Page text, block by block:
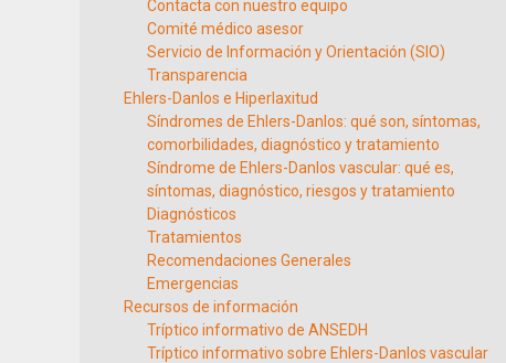
Contacta con nuestro equipo
Comité médico asesor
Servicio de Información y Orientación (SIO)
Transparencia
Ehlers-Danlos e Hiperlaxitud
Síndromes de Ehlers-Danlos: qué son, síntomas,
comorbilidades, diagnóstico y tratamiento
Síndrome de Ehlers-Danlos vascular: qué es,
síntomas, diagnóstico, riesgos y tratamiento
Diagnósticos
Tratamientos
Recomendaciones Generales
Emergencias
Recursos de información
Tríptico informativo de ANSEDH
Tríptico informativo sobre Ehlers-Danlos vascular